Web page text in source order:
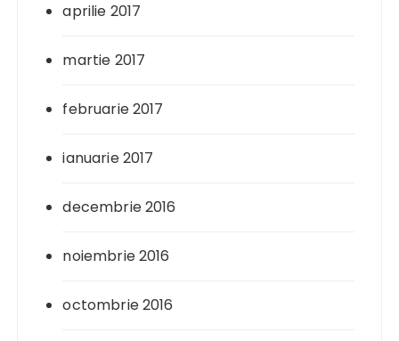
aprilie 2017
martie 2017
februarie 2017
ianuarie 2017
decembrie 2016
noiembrie 2016
octombrie 2016